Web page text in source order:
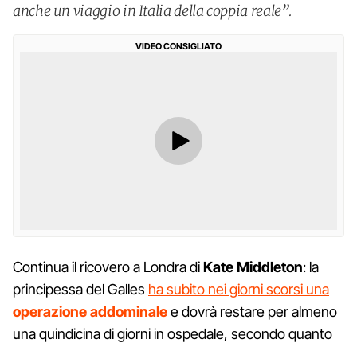
anche un viaggio in Italia della coppia reale”.
VIDEO CONSIGLIATO
Continua il ricovero a Londra diKateMiddleton: la
principessa del Galles ha subito nei giorni scorsi una
operazione addominalee dovrà restare per almeno
una quindicina di giorni in ospedale, secondo quanto